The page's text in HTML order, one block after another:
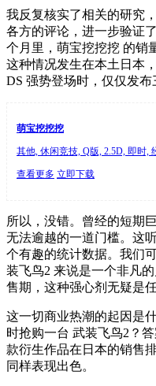
我反复核实了相关的研究
各方的评论，进一步验证
个月里，萌宝挖挖挖 的
这种情况发生在本土日本
DS 强势登场时，仅仅发布
萌宝挖挖挖
其他, 休闲竞技, Q版, 2.5D, 即时,
查看更多 立即下载
所以，没错。曾经的短期
无法逾越的一道门槛。这
个有趣的统计数据。我们
装飞鸟2 来说是一个非凡
售期，这种强心剂无疑是
这一切商业热潮的起因是
时抢购一台 武装飞鸟2？
款衍生作品在日本的销售
同样表现出色。